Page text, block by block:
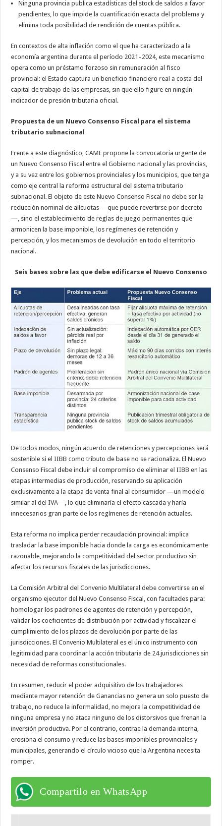
Ninguna provincia publica estadísticas del stock de saldos a favor
pendientes, lo que impide la cuantificación exacta del problema y
elimina toda posibilidad de rendición de cuentas pública.
En contextos de alta inflación como el que ha caracterizado a la
economía argentina durante el período 2021–2024, este mecanismo
opera como un préstamo forzoso sin remuneración al fisco
provincial: el Estado captura un beneficio financiero real a costa del
capital de trabajo de las empresas, sin que ello figure en ningún
indicador de presión tributaria oficial.
Propuesta de un Nuevo Consenso Fiscal para el sistema
tributario subnacional
Frente a este diagnóstico, CAME propone la convocatoria urgente de
un Nuevo Consenso Fiscal entre el Gobierno nacional y las provincias,
y a su vez entre los gobiernos provinciales y los municipios, que tenga
como eje central la reforma estructural del sistema tributario
subnacional. El objeto de este Nuevo Consenso Fiscal no debe ser la
reducción nominal de alícuotas —que puede revertirse por decreto
—, sino el establecimiento de reglas de juego permanentes que
armonicen la base imponible, los regímenes de retención y
percepción, y los mecanismos de devolución en todo el territorio
nacional.
Seis bases sobre las que debe edificarse el Nuevo Consenso
De todos modos, ningún acuerdo de retenciones y percepciones será
sostenible si el IIBB como tributo de base no se racionaliza. El Nuevo
Consenso Fiscal debe incluir el compromiso de eliminar el IIBB en las
etapas intermedias de producción, reservando su aplicación
exclusivamente a la etapa de venta final al consumidor —un modelo
similar al del IVA—, lo que eliminaría el efecto cascada y haría
innecesarios gran parte de los regímenes de retención actuales.
Esta reforma no implica perder recaudación provincial: implica
trasladar la base imponible hacia donde la carga es económicamente
razonable, mejorando la competitividad del sector productivo sin
afectar los recursos fiscales de las jurisdicciones.
La Comisión Arbitral del Convenio Multilateral debe convertirse en el
organismo ejecutor del Nuevo Consenso Fiscal, con facultades para:
homologar los padrones de agentes de retención y percepción,
validar los coeficientes de distribución por actividad y fiscalizar el
cumplimiento de los plazos de devolución por parte de las
jurisdicciones. El Convenio Multilateral es el único instrumento con
legitimidad para coordinar la acción tributaria de 24 jurisdicciones sin
necesidad de reformas constitucionales.
En resumen, reducir el poder adquisitivo de los trabajadores
mediante mayor retención de Ganancias no genera un solo puesto de
trabajo, no reduce la informalidad, no mejora la competitividad de
ninguna empresa y no ataca ninguno de los distorsivos que frenan la
inversión productiva. Por el contrario, contrae la demanda interna,
erosiona el consumo y reduce las bases imponibles provinciales y
municipales, generando el círculo vicioso que la Argentina necesita
romper.
Compartilo en WhatsApp